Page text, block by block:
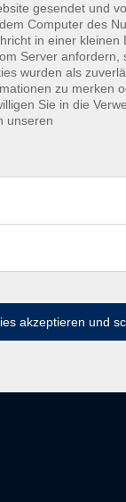
& Routenplan
Land im
gesendet und
Computer des
in einer kleinen
Server anfordern,
wurden als
zu merken
Sie in die
unseren
akzeptieren und